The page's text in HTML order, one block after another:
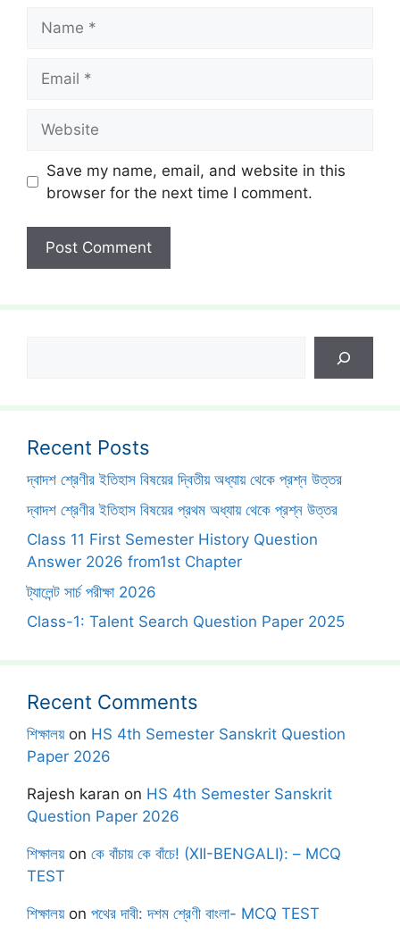
Save my name, email, and website in this
browser for the next time I comment.
Recent Posts
দ্বাদশ শ্রেণীর ইতিহাস বিষয়ের দ্বিতীয় অধ্যায় থেকে প্রশ্ন উত্তর
দ্বাদশ শ্রেণীর ইতিহাস বিষয়ের প্রথম অধ্যায় থেকে প্রশ্ন উত্তর
Class 11 First Semester History Question
Answer 2026 from1st Chapter
ট্যালেন্ট সার্চ পরীক্ষা 2026
Class-1: Talent Search Question Paper 2025
Recent Comments
শিক্ষালয়on HS 4th Semester Sanskrit Question
Paper 2026
Rajesh karan on HS 4th Semester Sanskrit
Question Paper 2026
শিক্ষালয়on কে বাঁচায় কে বাঁচে! (XII-BENGALI): – MCQ
TEST
শিক্ষালয়on পথের দাবী: দশম শ্রেণী বাংলা- MCQ TEST